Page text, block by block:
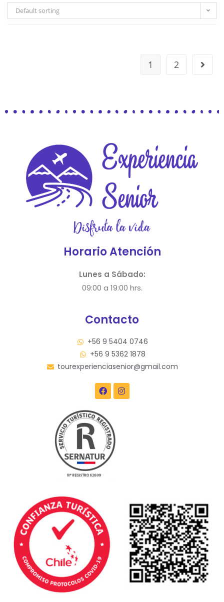
Default sorting
1 2
Horario Atención
Lunes a Sábado:
09:00 a 19:00 hrs.
Contacto
+56 9 5404 0746
+56 9 5362 1878
tourexperienciasenior@gmail.com